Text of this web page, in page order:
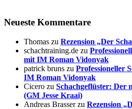
Neueste Kommentare
Thomas zu Rezension „Der
schachtraining.de zu
mit IM Roman Vidonyak
patrick bruns zu Professioneller
IM Roman Vidonyak
Cicero zu Schachgeflüster: Der
(GM Jesse Kraai)
Andreas Brasserzu Rezension